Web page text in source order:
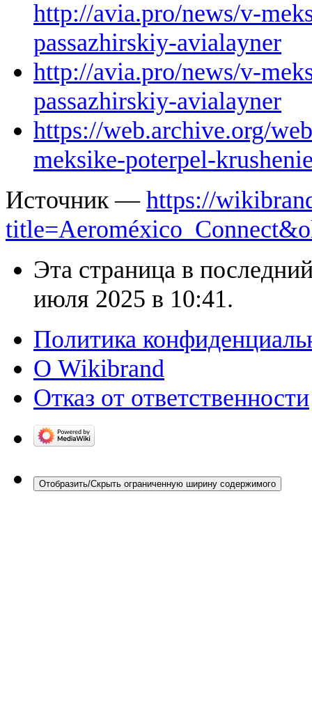
http://avia.pro/news/v-
passazhirskiy-avialayner
http://avia.pro/news/v-
passazhirskiy-avialayner
https://web.archive.org/
meksike-poterpel-
Источник — https://
Эта страница в
июля 2025 в 10:41.
Политика
О Wikibrand
Отказ от ответственности
Отобразить/Скрыть ограниченную ширину содержимого